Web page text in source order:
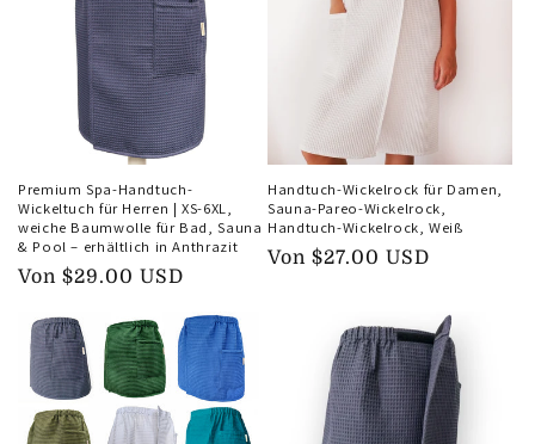
Premium Spa-Handtuch-
Wickeltuch für Herren | XS-6XL,
weiche Baumwolle für Bad, Sauna
& Pool – erhältlich in Anthrazit
Normaler
Von $29.00 USD
Handtuch-Wickelrock für Damen,
Sauna-Pareo-Wickelrock,
Handtuch-Wickelrock, Weiß
Normaler
Von $27.00 USD